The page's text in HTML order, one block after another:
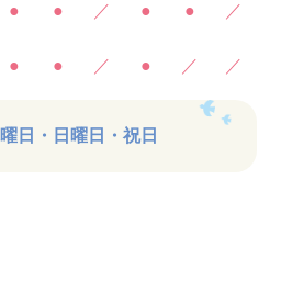
● ● ／ ● ● ／
● ● ／ ● ／ ／
日・日曜日・祝日